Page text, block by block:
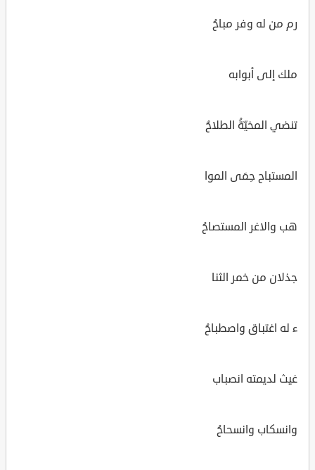
رم من له وفر مباحُ
ملك إلى أبوابه
تنضي المخيّةُ الطلاحُ
المستباح حِمَى الموا
هب والاغر المستصاحُ
جذلان من خمر الثنا
ء له اغتباق واصطباحُ
غيث لديمته انصباب
وانسكاب وانسحاحُ